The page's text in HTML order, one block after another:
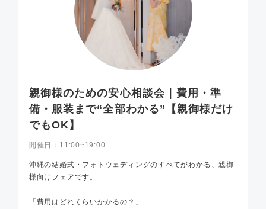
親御様のための安心相談会｜費用・準
備・服装まで“全部わかる”【親御様だけ
でもOK】
開催日： 11:00~19:00
沖縄の結婚式・フォトウェディングのすべてがわかる、親御
様向けフェアです。
「費用はどれくらいかかるの？」